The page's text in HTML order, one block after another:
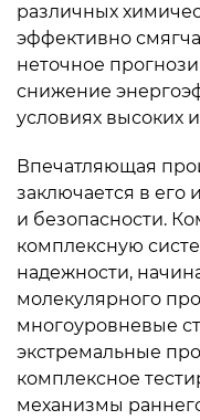
различных
эффективно
неточное
снижение
условиях высоких
Впечатляющая
заключается в его
и безопасности.
комплексную
надежности,
молекулярного
многоуровневые
экстремальные
комплексное
механизмы